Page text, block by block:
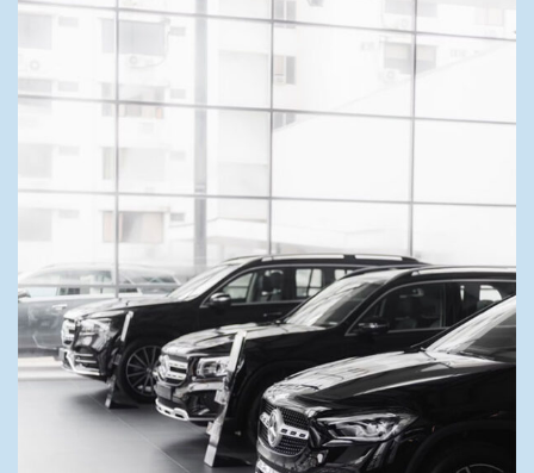
Richiesta inviata con successo.
La richiesta non è stata inviata, la
preghiamo di riprovare.